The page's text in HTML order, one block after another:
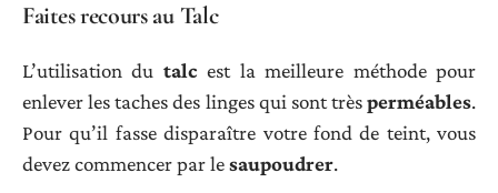
Faites recours au Talc
L’utilisation du talc est la meilleure méthode pour
enlever les taches des linges qui sont trèsperméables.
Pour qu’il fasse disparaître votre fond de teint, vous
devez commencer par lesaupoudrer.